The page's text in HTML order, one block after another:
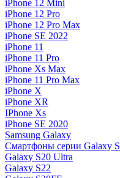
iPhone 12 Mini
iPhone 12 Pro
iPhone 12 Pro Max
iPhone SE 2022
iPhone 11
iPhone 11 Pro
iPhone Xs Max
iPhone 11 Pro Max
iPhone X
iPhone XR
IPhone Xs
iPhone SE 2020
Samsung Galaxy
Смартфоны серии Galaxy S
Galaxy S20 Ultra
Galaxy S22